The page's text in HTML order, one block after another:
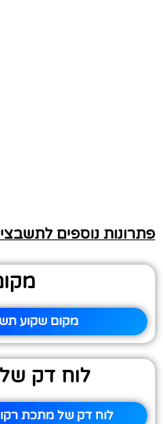
פתרונות נוספים
מקום שקוע
לוח דק
לוח דק של מתכת